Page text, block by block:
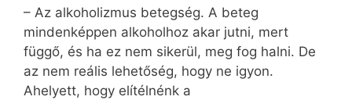
– Az alkoholizmus betegség. A beteg
mindenképpen alkoholhoz akar jutni, mert
függő, és ha ez nem sikerül, meg fog halni. De
az nem reális lehetőség, hogy ne igyon.
Ahelyett, hogy elítélnénk a